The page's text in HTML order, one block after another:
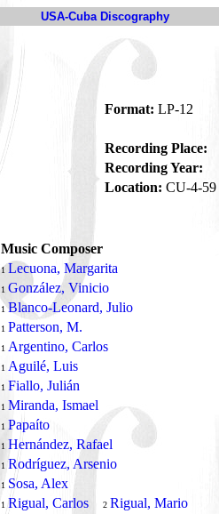
USA-Cuba Discography
Format: LP-12
Recording Place:
Recording Year:
Location: CU-4-59
Music Composer
1 Lecuona, Margarita
1 González, Vinicio
1Blanco-Leonard, Julio
1 Patterson, M.
1 Argentino, Carlos
1 Aguilé, Luis
1 Fiallo, Julián
1 Miranda, Ismael
1 Papaíto
1 Hernández, Rafael
1 Rodríguez, Arsenio
1 Sosa, Alex
1 Rigual, Carlos 2 Rigual, Mario